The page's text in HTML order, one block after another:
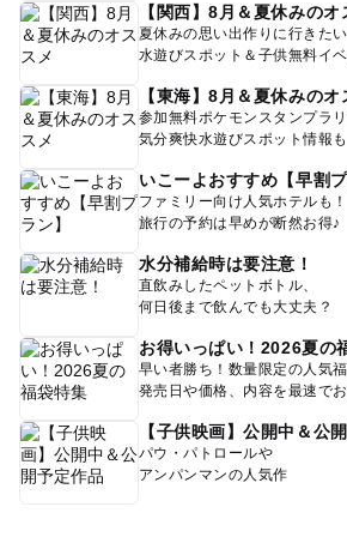
【関西】8月＆夏休みのオ
夏休みの思い出作りに行きた
水遊びスポット＆子供無料イ
【東海】8月＆夏休みのオ
参加無料ポケモンスタンプラ
気分爽快水遊びスポット情報も
いこーよおすすめ【早割プ
ファミリー向け人気ホテルも！
旅行の予約は早めが断然お得♪
水分補給時は要注意！
直飲みしたペットボトル、
何日後まで飲んでも大丈夫？
お得いっぱい！2026夏の
早い者勝ち！数量限定の人気
発売日や価格、内容を最速で
【子供映画】公開中＆公
パウ・パトロールや
アンパンマンの人気作